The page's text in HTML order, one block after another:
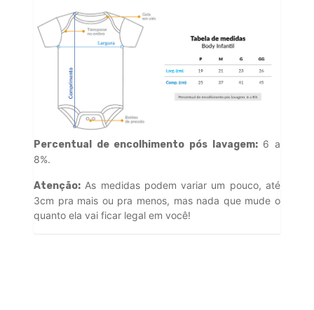
Percentual de encolhimento pós lavagem:6 a
8%.
Atenção: As medidas podem variar um pouco, até
3cm pra mais ou pra menos, mas nada que mude o
quanto ela vai ficar legal em você!